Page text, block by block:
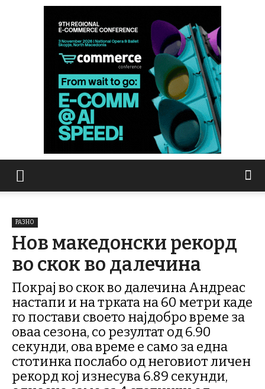
РАЗНО
Нов македонски рекорд
во скок во далечина
Покрај во скок во далечина Андреас
настапи и на трката на 60 метри каде
го постави своето најдобро време за
оваа сезона, со резултат од 6.90
секунди, ова време е само за една
стотинка послабо од неговиот личен
рекорд кој изнесува 6.89 секунди,